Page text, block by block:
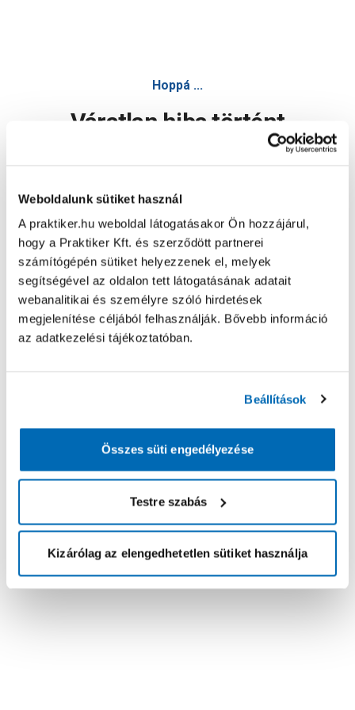
Weboldalunk sütiket használ
A praktiker.hu weboldal látogatásakor Ön hozzájárul,
hogy a Praktiker Kft. és szerződött partnerei
számítógépén sütiket helyezzenek el, melyek
segítségével az oldalon tett látogatásának adatait
webanalitikai és személyre szóló hirdetések
megjelenítése céljából felhasználják. Bővebb információ
az adatkezelési tájékoztatóban.
Beállítások
Összes süti engedélyezése
Testre szabás
Kizárólag az elengedhetetlen sütiket használja
Hoppá ...
Váratlan hiba történt
Oldal újratöltése